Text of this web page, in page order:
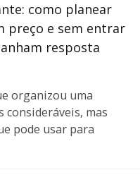
como planear
preço e sem entrar
resposta
organizou uma
consideráveis, mas
pode usar para